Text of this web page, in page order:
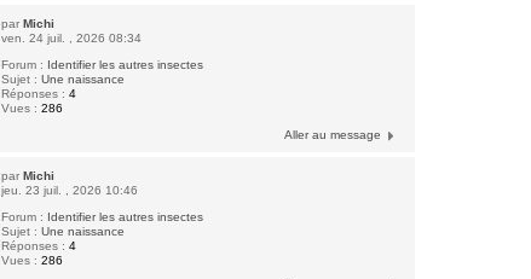
parMichi
ven. 24 juil. , 2026 08:34
Forum : Identifier les autres insectes
Sujet :Une naissance
Réponses :4
Vues :286
Aller au message
parMichi
jeu. 23 juil. , 2026 10:46
Forum : Identifier les autres insectes
Sujet :Une naissance
Réponses :4
Vues :286